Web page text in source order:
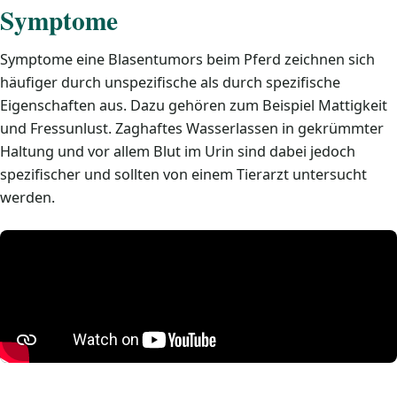
Symptome
Symptome eine Blasentumors beim Pferd zeichnen sich
häufiger durch unspezifische als durch spezifische
Eigenschaften aus. Dazu gehören zum Beispiel Mattigkeit
und Fressunlust. Zaghaftes Wasserlassen in gekrümmter
Haltung und vor allem Blut im Urin sind dabei jedoch
spezifischer und sollten von einem Tierarzt untersucht
werden.